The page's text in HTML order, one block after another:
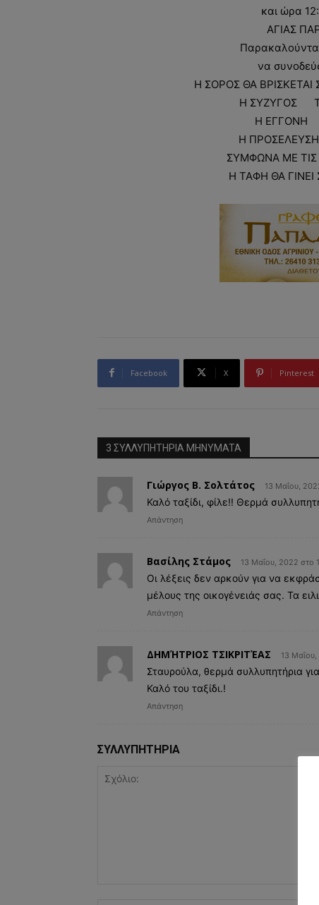
και ώρα
ΑΓΙΑΣ
Παρακαλούνται
να
Η ΣΟΡΟΣ ΘΑ ΒΡΙΣΚΕΤΑΙ
Η ΣΥΖΥΓΟΣ
Η ΕΓΓΟΝΗ
Η ΠΡΟΣΕΛΕΥΣΗ
ΣΥΜΦΩΝΑ ΜΕ ΤΙΣ
Η ΤΑΦΗ ΘΑ
Facebook X Pinterest
3 ΣΥΛΛΥΠΗΤΗΡΙΑ MHNYMATA
Γιώργος Β. Σολτάτος 13 Μαΐου,
Καλό ταξίδι, φίλε!! Θερμά
Απάντηση
Βασίλης Στάμος 13 Μαΐου, 2022 στο
Οι λέξεις δεν αρκούν για να
μέλους της οικογένειάς σας. Τα
Απάντηση
ΔΗΜΉΤΡΙΟΣ ΤΣΙΚΡΙΤΈΑΣ 13
Σταυρούλα, θερμά συλλυπητήρια
Καλό του ταξίδι.!
Απάντηση
ΣΥΛΛΥΠΗΤΗΡΙΑ